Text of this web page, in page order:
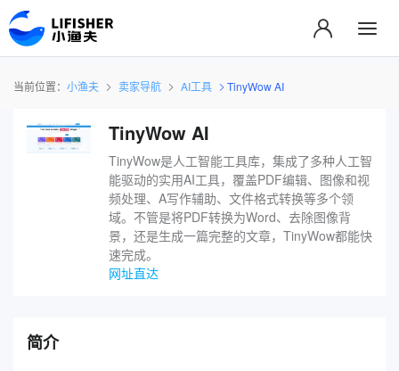
当前位置： 小渔夫 卖家导航 AI工具 TinyWow AI
TinyWow AI
TinyWow是人工智能工具库，集成了多种人工智
能驱动的实用AI工具，覆盖PDF编辑、图像和视
频处理、A写作辅助、文件格式转换等多个领
域。不管是将PDF转换为Word、去除图像背
景，还是生成一篇完整的文章，TinyWow都能快
速完成。
网址直达
简介